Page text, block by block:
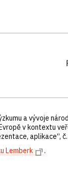
a vývoje
v kontextu
aplikace“, č.
Lemberk .